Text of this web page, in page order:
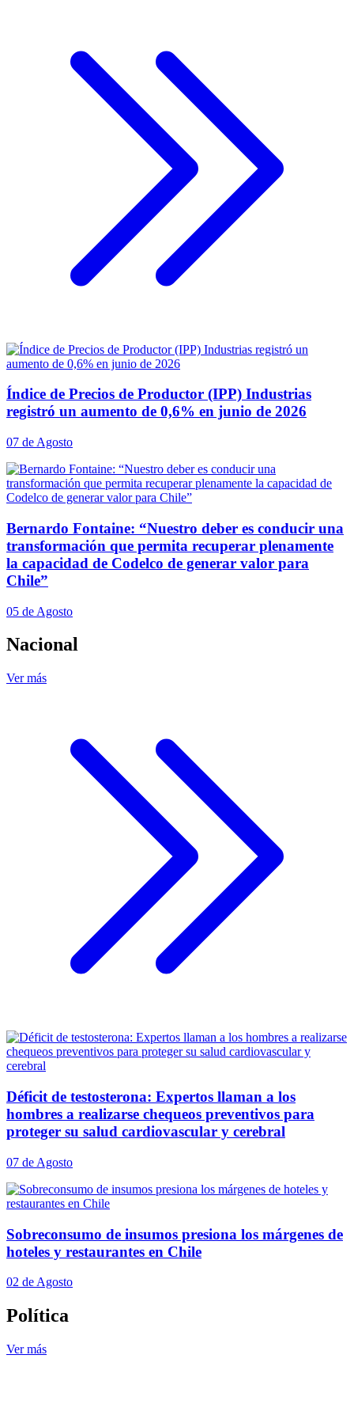
Índice de Precios de Productor (IPP) Industrias
registró un aumento de 0,6% en junio de 2026
07 de Agosto
Bernardo Fontaine: “Nuestro deber es conducir una
transformación que permita recuperar plenamente
la capacidad de Codelco de generar valor para
Chile”
05 de Agosto
Nacional
Ver más
Déficit de testosterona: Expertos llaman a los
hombres a realizarse chequeos preventivos para
proteger su salud cardiovascular y cerebral
07 de Agosto
Sobreconsumo de insumos presiona los márgenes de
hoteles y restaurantes en Chile
02 de Agosto
Política
Ver más